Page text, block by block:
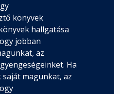
könyvek
hallgatása
jobban
az
Ha
magunkat, az